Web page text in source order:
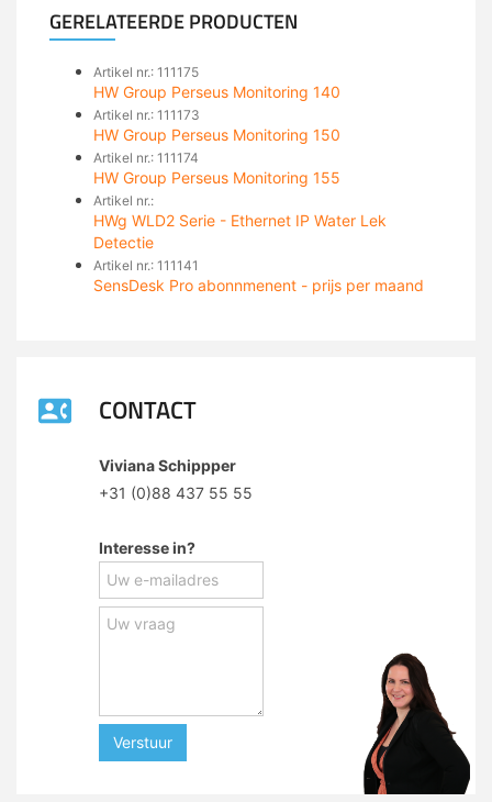
GERELATEERDE PRODUCTEN
Artikel nr.: 111175
HW Group Perseus Monitoring 140
Artikel nr.: 111173
HW Group Perseus Monitoring 150
Artikel nr.: 111174
HW Group Perseus Monitoring 155
Artikel nr.:
HWg WLD2 Serie - Ethernet IP Water Lek
Detectie
Artikel nr.: 111141
SensDesk Pro abonnmenent - prijs per maand
CONTACT
Viviana Schippper
+31 (0)88 437 55 55
Interesse in?
Verstuur